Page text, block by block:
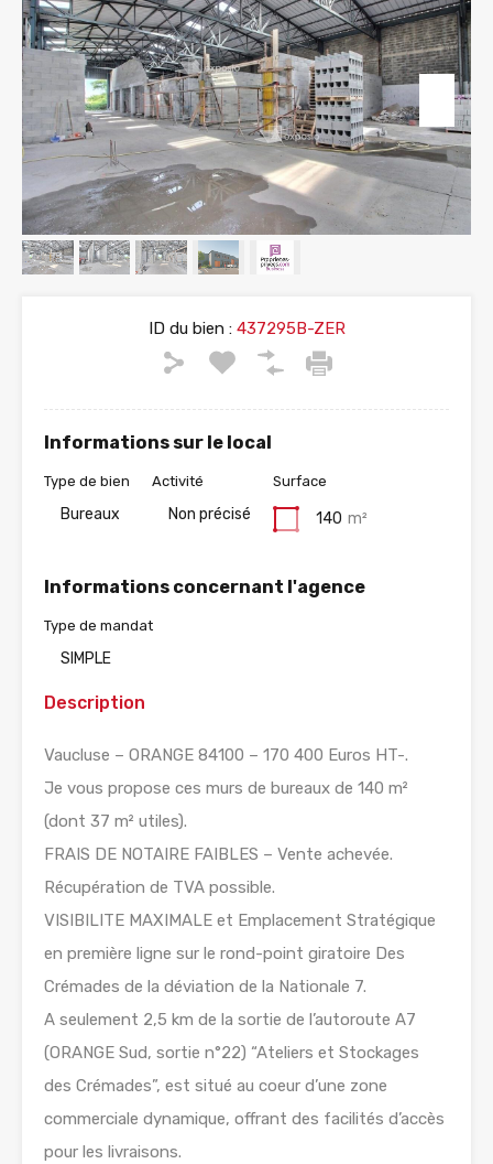
ID du bien :437295B-ZER
Informations sur le local
Type de bien
Bureaux
Activité
Non précisé
Surface
140 m²
Informations concernant l'agence
Type de mandat
SIMPLE
Description
Vaucluse – ORANGE 84100 – 170 400 Euros HT-.
Je vous propose ces murs de bureaux de 140 m²
(dont 37 m² utiles).
FRAIS DE NOTAIRE FAIBLES – Vente achevée.
Récupération de TVA possible.
VISIBILITE MAXIMALE et Emplacement Stratégique
en première ligne sur le rond-point giratoire Des
Crémades de la déviation de la Nationale 7.
A seulement 2,5 km de la sortie de l’autoroute A7
(ORANGE Sud, sortie n°22) “Ateliers et Stockages
des Crémades”, est situé au coeur d’une zone
commerciale dynamique, offrant des facilités d’accès
pour les livraisons.